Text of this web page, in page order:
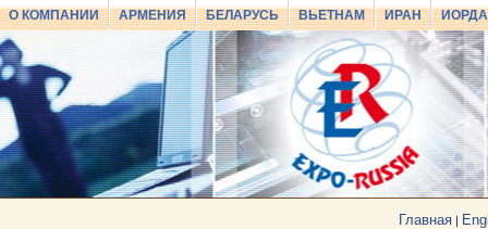
О КОМПАНИИ АРМЕНИЯ БЕЛАРУСЬ ВЬЕТНАМ ИРАН
Главная |